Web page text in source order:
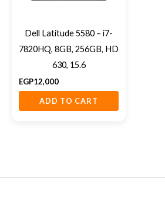
Dell Latitude 5580 – i7-
7820HQ, 8GB, 256GB, HD
630, 15.6
EGP12,000
ADD TO CART